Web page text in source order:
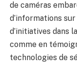
de caméras
d’informations
d’initiatives dans
comme en
technologies de